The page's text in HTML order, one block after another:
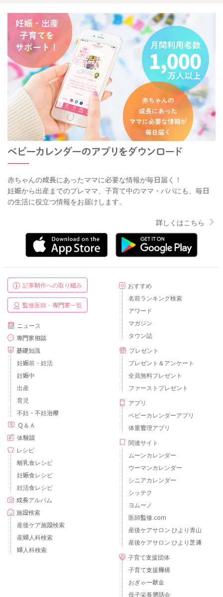
赤ちゃんの成長にあったママに必要な情報が毎日届く！
妊娠から出産までのプレママ、子育て中のママ・パパにも、毎日
の生活に役立つ情報をお届けします。
詳しくはこちら
記事制作への取り組み
監修医師・専門家一覧
ニュース
専門家相談
基礎知識
妊娠前・妊活
妊娠中
出産
育児
不妊・不妊治療
Ｑ＆Ａ
体験談
レシピ
離乳食レシピ
妊娠食レシピ
妊活食レシピ
成長アルバム
施設検索
産後ケア施設検索
産婦人科検索
婦人科検索
おすすめ
名前ランキング検索
アワード
マガジン
タウン誌
プレゼント
プレゼント＆アンケート
全員無料プレゼント
ファーストプレゼント
アプリ
ベビーカレンダーアプリ
体重管理アプリ
関連サイト
ムーンカレンダー
ウーマンカレンダー
シニアカレンダー
シッテク
ヨムーノ
医師監修.com
産後ケアサロン ひより青山
産後ケアサロン ひより芝浦
子育て支援団体
子育て支援機構
おぎゃー献金
母子栄養懇話会